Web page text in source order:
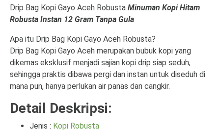
Drip Bag Kopi Gayo Aceh Robusta Minuman Kopi Hitam
Robusta Instan 12 Gram Tanpa Gula
Apa itu Drip Bag Kopi Gayo Aceh Robusta?
Drip Bag Kopi Gayo Aceh merupakan bubuk kopi yang
dikemas eksklusif menjadi sajian kopi drip siap seduh,
sehingga praktis dibawa pergi dan instan untuk diseduh di
mana pun, hanya perlukan air panas dan cangkir.
Detail Deskripsi:
Jenis : Kopi Robusta